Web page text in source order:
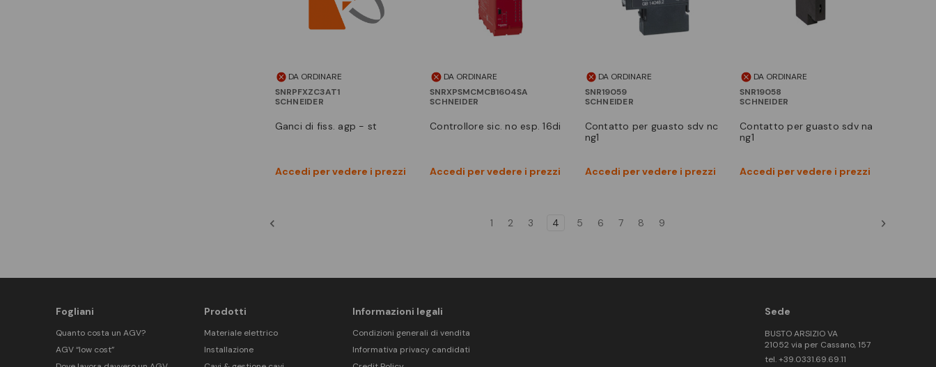
DA ORDINARE
SNRPFXZC3AT1
SCHNEIDER
ganci di fiss. agp - st
Accedi per vedere i prezzi
Confronta
DA ORDINARE
SNRXPSMCMCB1604SA
SCHNEIDER
controllore sic. no esp. 16di
Accedi per vedere i prezzi
Confronta
DA ORDINARE
SNR19059
SCHNEIDER
contatto per guasto sdv nc
ng1
Accedi per vedere i prezzi
Confronta
DA ORDINARE
SNR19058
SCHNEIDER
contatto per guasto sdv na
ng1
Accedi per vedere i prezzi
Confronta
1 2 3 4 5 6 7 8 9
Fogliani
Quanto costa un AGV?
AGV “low cost”
Prodotti
Materiale elettrico
Installazione
Informazioni legali
Condizioni generali di vendita
Informativa privacy candidati
Sede
BUSTO ARSIZIO VA
21052 via per Cassano, 157
tel. +39.0331.69.69.11